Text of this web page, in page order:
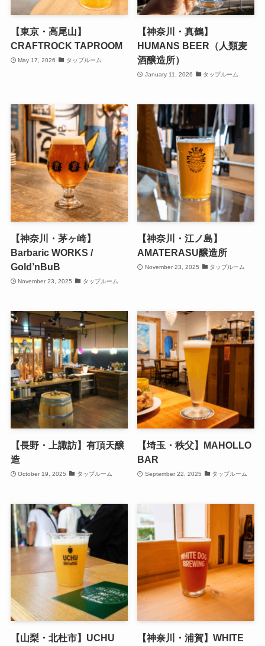
【東京・高尾山】
CRAFTROCK TAPROOM
May 17, 2026 タップルーム
【神奈川・真鶴】
HUMANS BEER（人類麦
酒醸造所）
January 11, 2026 タップルーム
【神奈川・茅ヶ崎】
Barbaric WORKS /
Gold’nBuB
November 23, 2025 タップルーム
【神奈川・江ノ島】
AMATERASU醸造所
November 23, 2025 タップルーム
【長野・上諏訪】有頂天醸
造
October 19, 2025 タップルーム
【埼玉・秩父】MAHOLLO
BAR
September 22, 2025 タップルーム
【山梨・北杜市】UCHU
【神奈川・浦賀】WHITE